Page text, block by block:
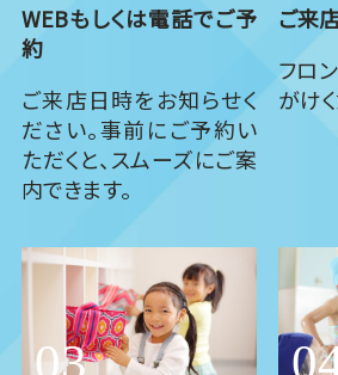
WEBもしくは電話でご予
約
ご来店日時をお知らせく
ださい。事前にご予約い
ただくと、スムーズにご案
内できます。
ご来
フロ
がけ